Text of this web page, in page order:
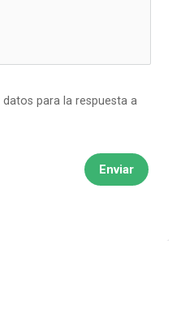
para la respuesta a
Enviar